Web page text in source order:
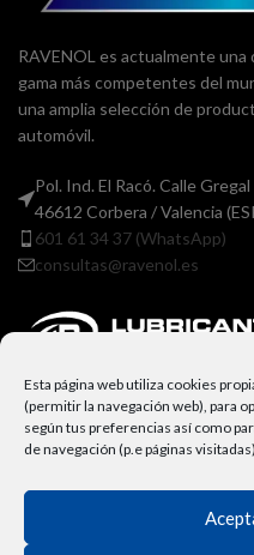
Esta página web utiliza cookies
(permitir la navegación web), para
según tus preferencias así como
de navegación (p.e páginas visitadas)
RAVENOL es actualmente una
gama más competentes del
una amplia selección de
automóvil.
Pol. Ind. El Racó. Calle Gregal
46612 Corbera / Valencia
601 61 34 37 (WhatsApp)
consultas@ravenol.es
NUESTRA EMPRESA